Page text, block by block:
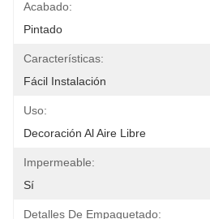
Acabado:
Pintado
Características:
Fácil Instalación
Uso:
Decoración Al Aire Libre
Impermeable:
Sí
Detalles De Empaquetado: